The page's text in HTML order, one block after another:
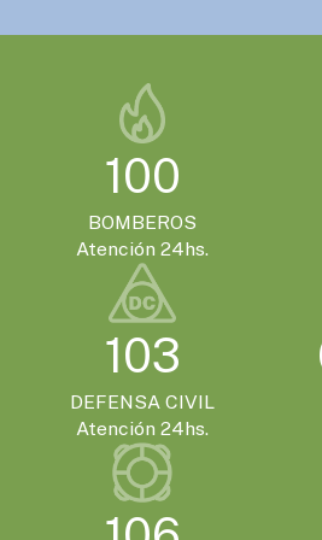
Gualeguaychú confirmó
EVENTOS TURISTICOS
SÁBADO 21 DE
El Encuentro Batuque
en Gualeguaychú
100
BOMBEROS
Atención 24hs.
103
DEFENSA CIVIL
Atención 24hs.